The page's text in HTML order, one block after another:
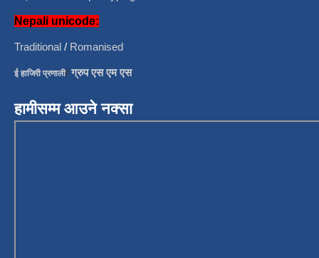
Nepali unicode:
Traditional / Romanised
ई हाजिरी प्रणाली/ग्रुप एस एम एस
हामीसम्म आउने नक्सा